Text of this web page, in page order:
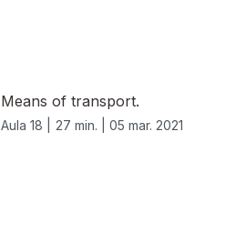
Means of transport.
Aula 18 | 27 min. | 05 mar. 2021